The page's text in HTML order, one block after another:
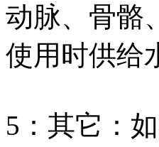
动脉、骨骼
使用时供给
5：其它：